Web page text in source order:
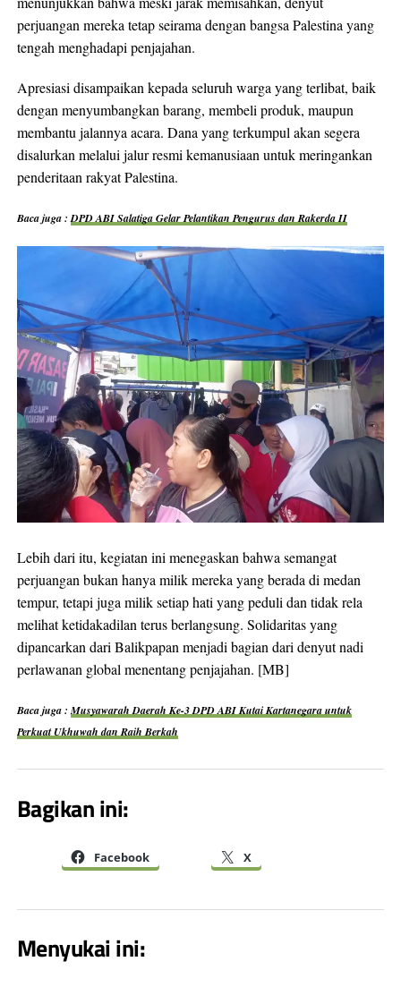
perjuangan mereka tetap seirama dengan bangsa Palestina yang
tengah menghadapi penjajahan.
Apresiasi disampaikan kepada seluruh warga yang terlibat, baik
dengan menyumbangkan barang, membeli produk, maupun
membantu jalannya acara. Dana yang terkumpul akan segera
disalurkan melalui jalur resmi kemanusiaan untuk meringankan
penderitaan rakyat Palestina.
Baca juga :DPD ABI Salatiga Gelar Pelantikan Pengurus dan Rakerda II
Lebih dari itu, kegiatan ini menegaskan bahwa semangat
perjuangan bukan hanya milik mereka yang berada di medan
tempur, tetapi juga milik setiap hati yang peduli dan tidak rela
melihat ketidakadilan terus berlangsung. Solidaritas yang
dipancarkan dari Balikpapan menjadi bagian dari denyut nadi
perlawanan global menentang penjajahan. [MB]
Baca juga :Musyawarah Daerah Ke-3 DPD ABI Kutai Kartanegara untuk
Perkuat Ukhuwah dan Raih Berkah
Bagikan ini:
Facebook X
Menyukai ini: